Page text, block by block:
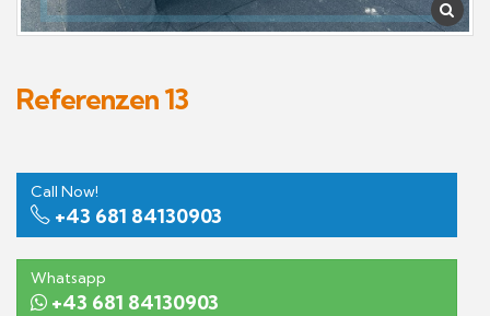
Referenzen 13
Call Now!
+43 681 84130903
Whatsapp
+43 681 84130903